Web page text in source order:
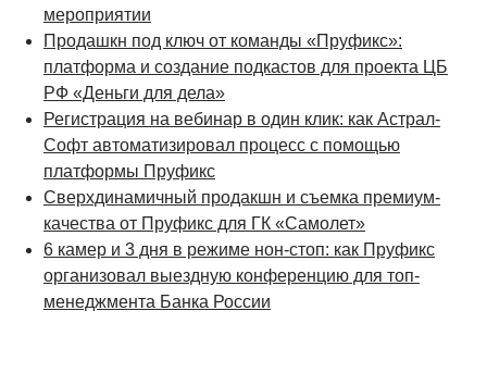
мероприятии
Продашкн под ключ от команды «Пруфикс»:
платформа и создание подкастов для проекта ЦБ
РФ «Деньги для дела»
Регистрация на вебинар в один клик: как Астрал-
Софт автоматизировал процесс с помощью
платформы Пруфикс
Сверхдинамичный продакшн и съемка премиум-
качества от Пруфикс для ГК «Самолет»
6 камер и 3 дня в режиме нон-стоп: как Пруфикс
организовал выездную конференцию для топ-
менеджмента Банка России